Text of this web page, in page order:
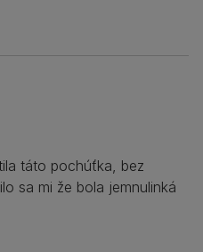
táto pochúťka, bez
sa mi že bola jemnulinká